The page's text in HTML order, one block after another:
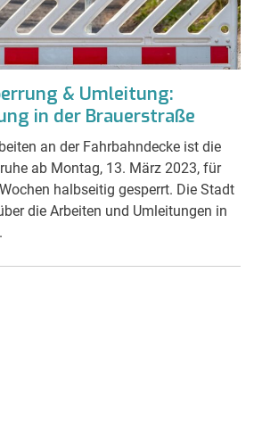
& Umleitung:
in der Brauerstraße
an der Fahrbahndecke ist die
ab Montag, 13. März 2023, für
halbseitig gesperrt. Die Stadt
die Arbeiten und Umleitungen in